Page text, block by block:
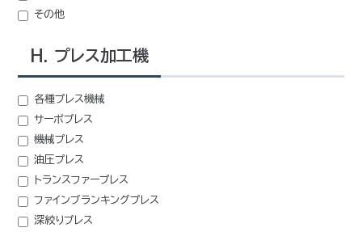
その他
H. プレス加工機
各種プレス機械
サーボプレス
機械プレス
油圧プレス
トランスファープレス
ファインブランキングプレス
深絞りプレス